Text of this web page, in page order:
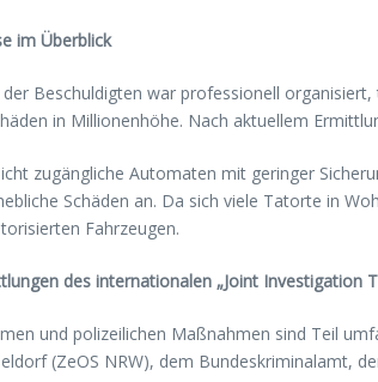
im Überblick
Beschuldigten war professionell
in Millionenhöhe. Nach aktuellem
zugängliche Automaten mit geringer
Schäden an. Da sich viele Tatorte in
Fahrzeugen.
des internationalen „Joint Investigation
und polizeilichen Maßnahmen sind Teil
(ZeOS NRW), dem Bundeskriminalamt,